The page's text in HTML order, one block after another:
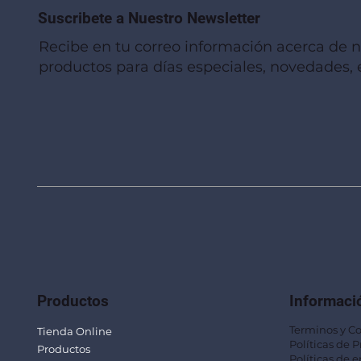
Suscribete a Nuestro Newsletter
Recibe en tu correo información acerca de
productos para días especiales, novedades,
Productos
Tienda Online
Productos
Terminos y
Políticas de